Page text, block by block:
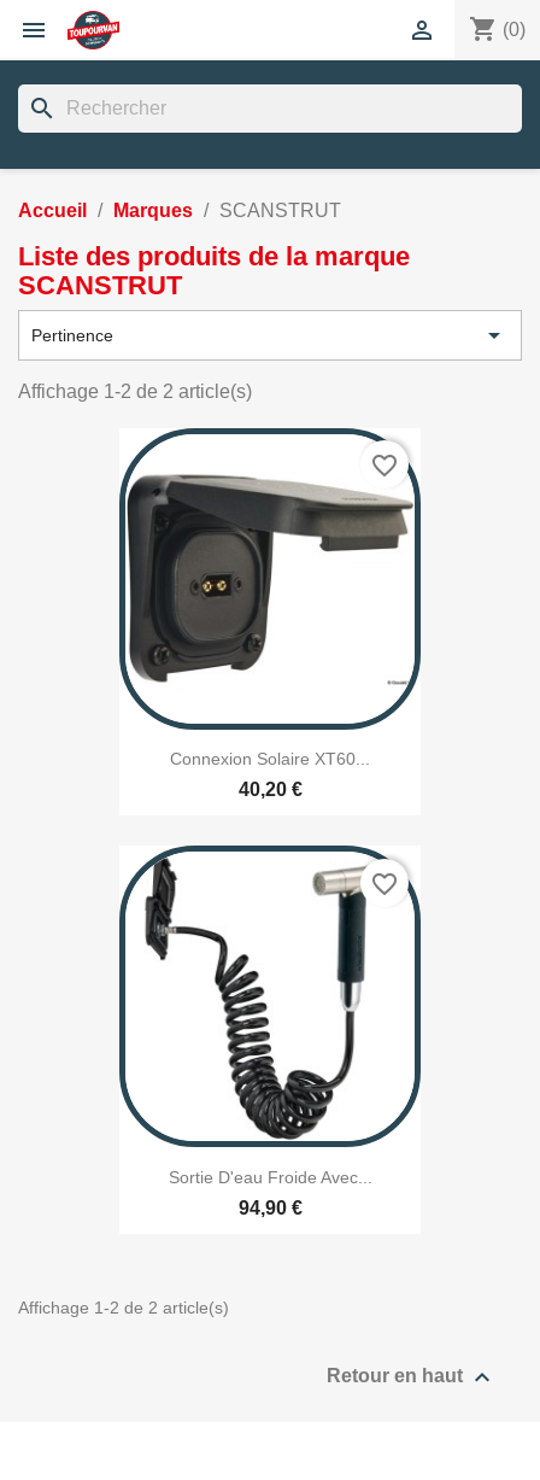
 shopping_cart (0)

search
Accueil Marques SCANSTRUT
Liste des produits de la marque
SCANSTRUT
Pertinence 
Affichage 1-2 de 2 article(s)
Connexion Solaire XT60...
40,20 €
favorite_border
Sortie D'eau Froide Avec...
94,90 €
favorite_border
Affichage 1-2 de 2 article(s)
Retour en haut 